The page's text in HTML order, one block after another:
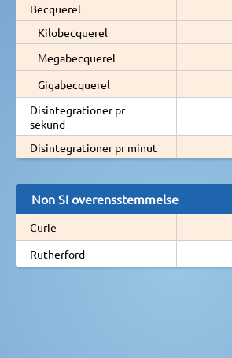
Becquerel
Kilobecquerel
Megabecquerel
Gigabecquerel
Disintegrationer pr
sekund
Disintegrationer pr minut
Non SI overensstemmelse
Curie
Rutherford